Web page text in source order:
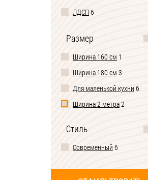
ЛДСП6
Размер
Ширина 160 см 1
Ширина 180 см 3
Для маленькой кухни 6
Ширина 2 метра2
Стиль
Современный 6